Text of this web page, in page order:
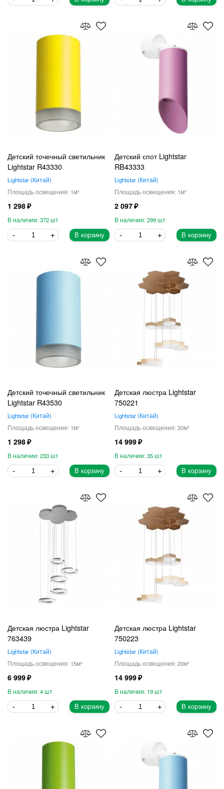
Детский точечный светильник
Lightstar R43330
Lightstar Китай
1
1 298
372
В корзину
Детский спот Lightstar
RB43333
Lightstar Китай
1
2 097
299
В корзину
Детский точечный светильник
Lightstar R43530
Lightstar Китай
1
1 298
233
В корзину
Детская люстра Lightstar
750221
Lightstar Китай
20
14 999
35
В корзину
Детская люстра Lightstar
763439
Lightstar Китай
15
6 999
4
В корзину
Детская люстра Lightstar
750223
Lightstar Китай
20
14 999
19
В корзину